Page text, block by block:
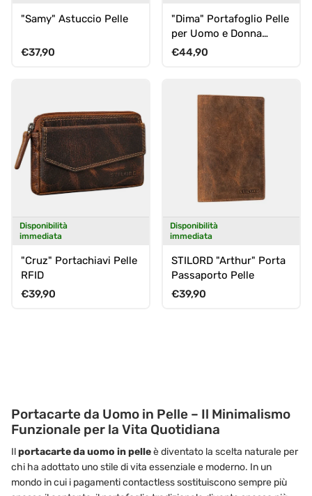
"Samy" Astuccio Pelle
Prezzo normale
€37,90
"Dima" Portafoglio Pelle
per Uomo e Donna
Porta Carte Protezione
Prezzo normale
€44,90
Disponibilità
immediata
"Cruz" Portachiavi Pelle
RFID
Prezzo normale
€39,90
Disponibilità
immediata
STILORD "Arthur" Porta
Passaporto Pelle
Prezzo normale
€39,90
Portacarte da Uomo in Pelle – Il Minimalismo
Funzionale per la Vita Quotidiana
Ilportacarte da uomo in pelleè diventato la scelta naturale per
chi ha adottato uno stile di vita essenziale e moderno. In un
mondo in cui i pagamenti contactless sostituiscono sempre più